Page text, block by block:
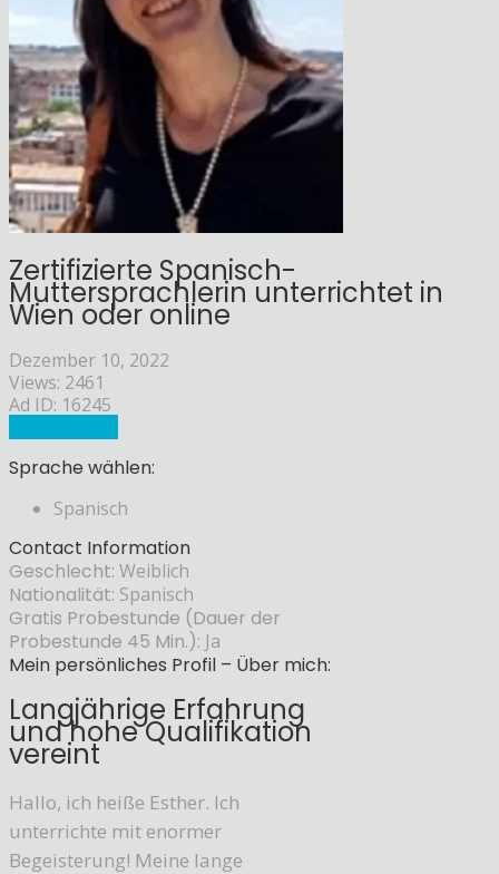
Zertifizierte Spanisch-
Muttersprachlerin unterrichtet in
Wien oder online
Dezember 10, 2022
Views: 2461
Ad ID: 16245
Sprache wählen:
Spanisch
Contact Information
Geschlecht: Weiblich
Nationalität: Spanisch
Gratis Probestunde (Dauer der
Probestunde 45 Min.): Ja
Mein persönliches Profil – Über mich:
Langjährige Erfahrung
und hohe Qualifikation
vereint
Hallo, ich heiße Esther. Ich
unterrichte mit enormer
Begeisterung! Meine lange